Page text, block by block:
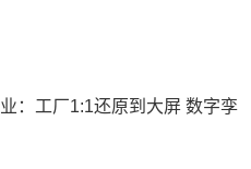
：工厂1:1还原到大屏 数字孪